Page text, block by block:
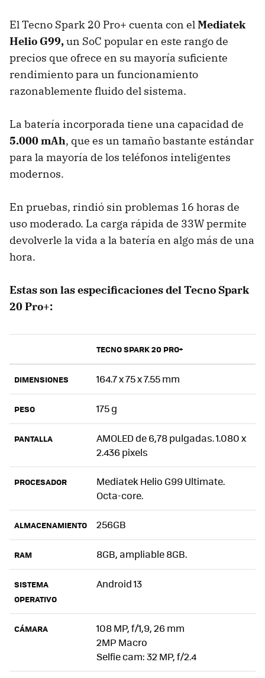
El Tecno Spark 20 Pro+ cuenta con elMediatek
Helio G99,un SoC popular en este rango de
precios que ofrece en su mayoría suficiente
rendimiento para un funcionamiento
razonablemente fluido del sistema.
La batería incorporada tiene una capacidad de
5.000 mAh, que es un tamaño bastante estándar
para la mayoría de los teléfonos inteligentes
modernos.
En pruebas, rindió sin problemas 16 horas de
uso moderado. La carga rápida de 33W permite
devolverle la vida a la batería en algo más de una
hora.
Estas son las especificaciones del Tecno Spark
20 Pro+:
TECNO SPARK 20 PRO+
DIMENSIONES 164.7 x 75 x 7.55 mm
PESO 175 g
PANTALLA
AMOLED de 6,78 pulgadas. 1.080 x
2.436 pixels
PROCESADOR
Mediatek Helio G99 Ultimate.
Octa-core.
ALMACENAMIENTO 256GB
RAM 8GB, ampliable 8GB.
SISTEMA
OPERATIVO
Android 13
CÁMARA
108 MP, f/1,9, 26 mm
2MP Macro
Selfie cam: 32 MP, f/2.4